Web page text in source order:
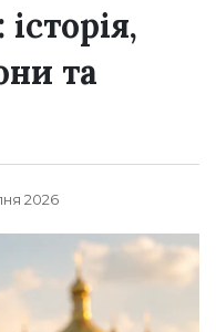
та
2026